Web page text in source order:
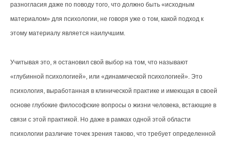
разногласия даже по поводу того, что должно быть «исходным
материалом» для психологии, не говоря уже о том, какой подход к
этому материалу является наилучшим.
Учитывая это, я остановил свой выбор на том, что называют
«глубинной психологией», или «динамической психологией». Это
психология, выработанная в клинической практике и имеющая в своей
основе глубокие философские вопросы о жизни человека, встающие в
связи с этой практикой. Но даже в рамках одной этой области
психологии различие точек зрения таково, что требует определенной